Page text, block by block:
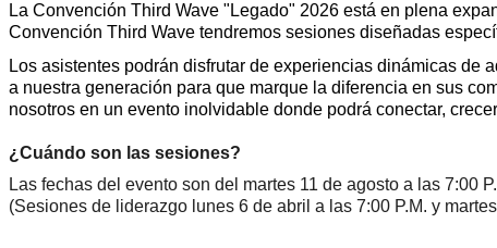
La Convención Third Wave "Legado" 2026 está en plena
Convención Third Wave tendremos sesiones diseñadas
Los asistentes podrán disfrutar de experiencias dinámicas
a nuestra generación para que marque la diferencia en sus
nosotros en un evento inolvidable donde podrá conectar,
¿Cuándo son las sesiones?
Las fechas del evento son del martes 11 de agosto a las 7:00
(Sesiones de liderazgo lunes 6 de abril a las 7:00 P.M. y